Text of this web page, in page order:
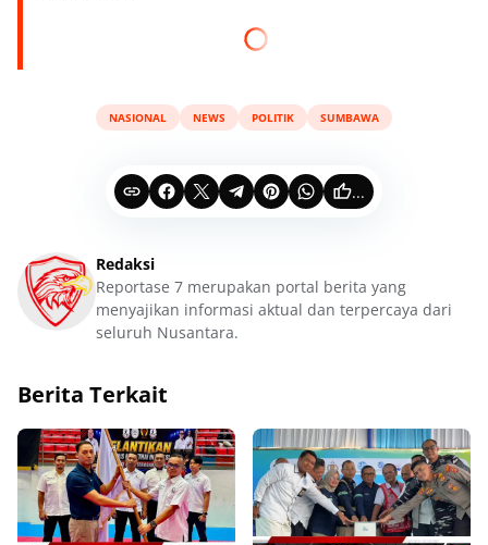
NASIONAL NEWS POLITIK SUMBAWA
...
Redaksi
Reportase 7 merupakan portal berita yang
menyajikan informasi aktual dan terpercaya dari
seluruh Nusantara.
Berita Terkait